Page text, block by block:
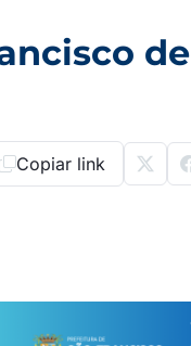
de
Copiar link